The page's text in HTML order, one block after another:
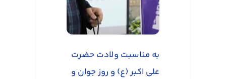
به مناسبت ولادت حضرت
علی اکبر (ع) و روز جوان و